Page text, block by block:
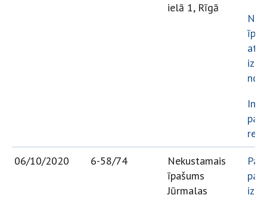
ielā 1, Rīgā
par
06/10/2020
6-58/74
Nekustamais
īpašums
Jūrmalas
par